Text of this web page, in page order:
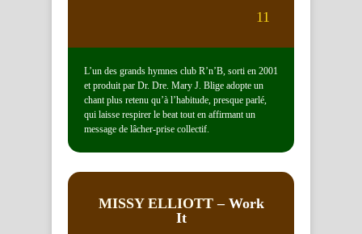
11
L’un des grands hymnes club R’n’B, sorti en 2001
et produit par Dr. Dre. Mary J. Blige adopte un
chant plus retenu qu’à l’habitude, presque parlé,
qui laisse respirer le beat tout en affirmant un
message de lâcher-prise collectif.
MISSY ELLIOTT– Work
It